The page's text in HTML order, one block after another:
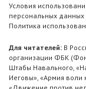
Условия
персональных данных
Политика
Для читателей: В
организации ФБК
Штабы Навального,
Иеговы», «Армия воли